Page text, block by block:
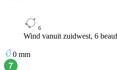
6
Wind vanuit zuidwest, 6
0 mm